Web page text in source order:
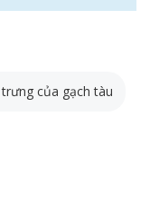
của gạch tàu